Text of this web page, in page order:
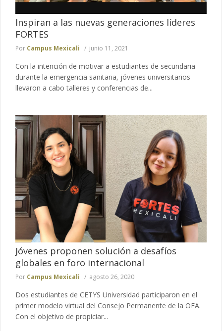
Inspiran a las nuevas generaciones líderes
FORTES
Por Campus Mexicali junio 11, 2021
Con la intención de motivar a estudiantes de secundaria
durante la emergencia sanitaria, jóvenes universitarios
llevaron a cabo talleres y conferencias de...
Jóvenes proponen solución a desafíos
globales en foro internacional
Por Campus Mexicali agosto 26, 2020
Dos estudiantes de CETYS Universidad participaron en el
primer modelo virtual del Consejo Permanente de la OEA.
Con el objetivo de propiciar...